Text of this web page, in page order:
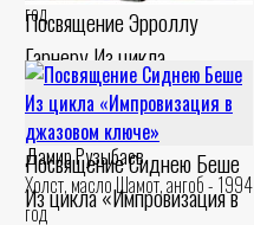
год
Посвящение Эрроллу
Гарнеру Из цикла
«Импровизация в джазовом
ключе»
Дамир Рузыбаев
Холст, масло Шамот, ангоб - 1994
год
Посвящение Сиднею Беше
Из цикла «Импровизация в